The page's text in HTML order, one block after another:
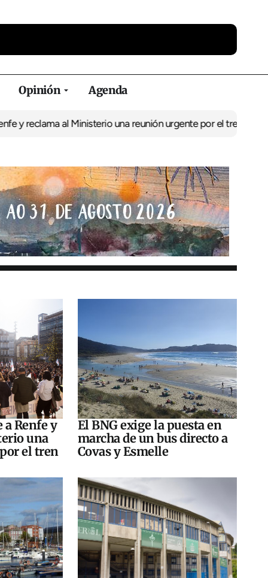
Opinión Agenda
al Ministerio una reunión urgente por el trenEl BNG exige la
Renfe y
una
el tren
El BNG exige la puesta en
marcha de un bus directo a
Covas y Esmelle